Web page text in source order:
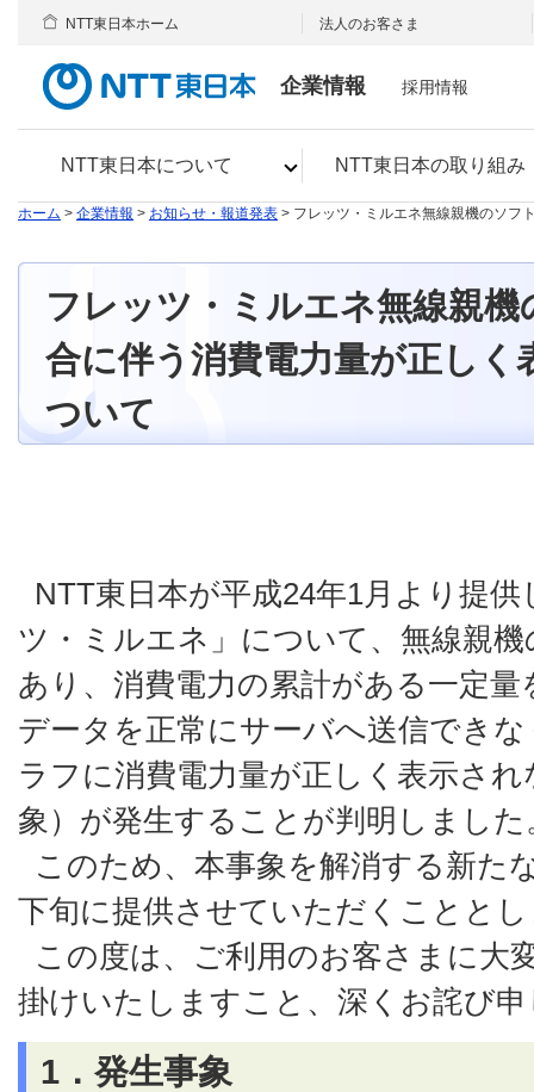
企業情報
NTT東日本について NTT東日本の取り組み
NTT東日本ホーム 法人のお客さま
採用情報
ホーム > 企業情報 > お知らせ・報道発表 > フレッツ・ミルエネ無線親機のソフ
フレッツ・ミルエネ無線親
合に伴う消費電力量が正しく
ついて
NTT東日本が平成24年1月より提
ツ・ミルエネ」について、無線親
あり、消費電力の累計がある一定
データを正常にサーバへ送信でき
ラフに消費電力量が正しく表示さ
象）が発生することが判明しました
このため、本事象を解消する新た
下旬に提供させていただくことと
この度は、ご利用のお客さまに大
掛けいたしますこと、深くお詫び
1．発生事象